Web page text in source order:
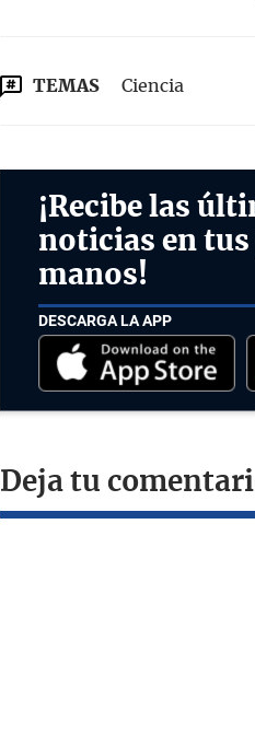
TEMAS Ciencia
¡Recibe las
noticias en
manos!
DESCARGA LA APP
Deja tu